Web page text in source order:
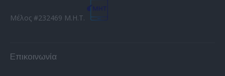
Μέλος #232469 Μ.Η.Τ.
Επικοινωνία